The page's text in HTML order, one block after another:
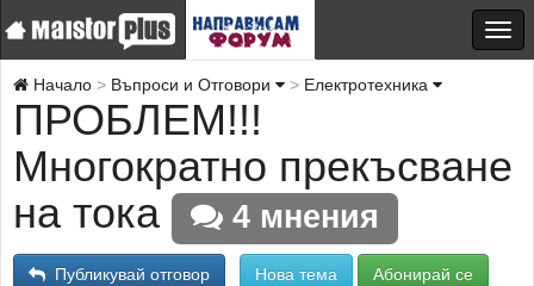
Начало Въпроси и Отговори Електротехника
ПРОБЛЕМ!!!
Многократно прекъсване
на тока
4 мнения
Публикувай отговор Нова тема Абонирай се